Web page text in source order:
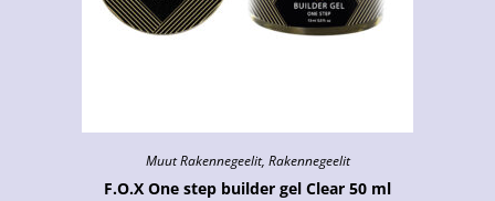
Muut Rakennegeelit, Rakennegeelit
F.O.X One step builder gel Clear 50 ml